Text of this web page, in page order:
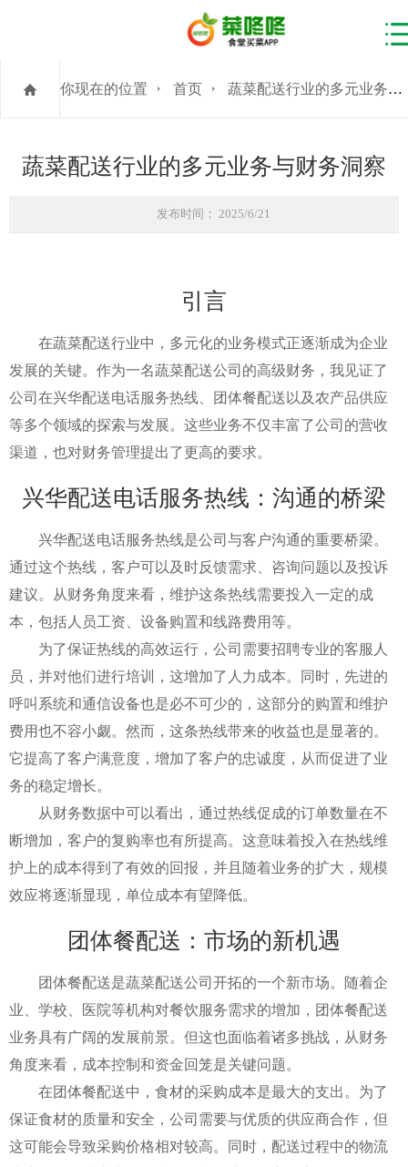
你现在的位置 首页 蔬菜配送行业的多元业务与财务洞察
蔬菜配送行业的多元业务与财务洞察
发布时间： 2025/6/21
引言
在蔬菜配送行业中，多元化的业务模式正逐渐成为企业
发展的关键。作为一名蔬菜配送公司的高级财务，我见证了
公司在兴华配送电话服务热线、团体餐配送以及农产品供应
等多个领域的探索与发展。这些业务不仅丰富了公司的营收
渠道，也对财务管理提出了更高的要求。
兴华配送电话服务热线：沟通的桥梁
兴华配送电话服务热线是公司与客户沟通的重要桥梁。
通过这个热线，客户可以及时反馈需求、咨询问题以及投诉
建议。从财务角度来看，维护这条热线需要投入一定的成
本，包括人员工资、设备购置和线路费用等。
为了保证热线的高效运行，公司需要招聘专业的客服人
员，并对他们进行培训，这增加了人力成本。同时，先进的
呼叫系统和通信设备也是必不可少的，这部分的购置和维护
费用也不容小觑。然而，这条热线带来的收益也是显著的。
它提高了客户满意度，增加了客户的忠诚度，从而促进了业
务的稳定增长。
从财务数据中可以看出，通过热线促成的订单数量在不
断增加，客户的复购率也有所提高。这意味着投入在热线维
护上的成本得到了有效的回报，并且随着业务的扩大，规模
效应将逐渐显现，单位成本有望降低。
团体餐配送：市场的新机遇
团体餐配送是蔬菜配送公司开拓的一个新市场。随着企
业、学校、医院等机构对餐饮服务需求的增加，团体餐配送
业务具有广阔的发展前景。但这也面临着诸多挑战，从财务
角度来看，成本控制和资金回笼是关键问题。
在团体餐配送中，食材的采购成本是最大的支出。为了
保证食材的质量和安全，公司需要与优质的供应商合作，但
这可能会导致采购价格相对较高。同时，配送过程中的物流